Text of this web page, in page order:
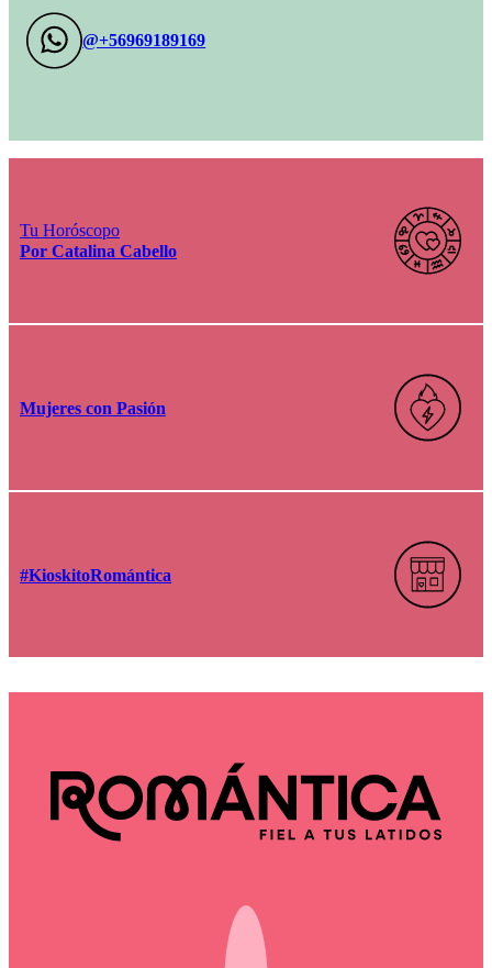
@+56969189169
Tu Horóscopo
Por Catalina Cabello
Mujeres con Pasión
#KioskitoRomántica